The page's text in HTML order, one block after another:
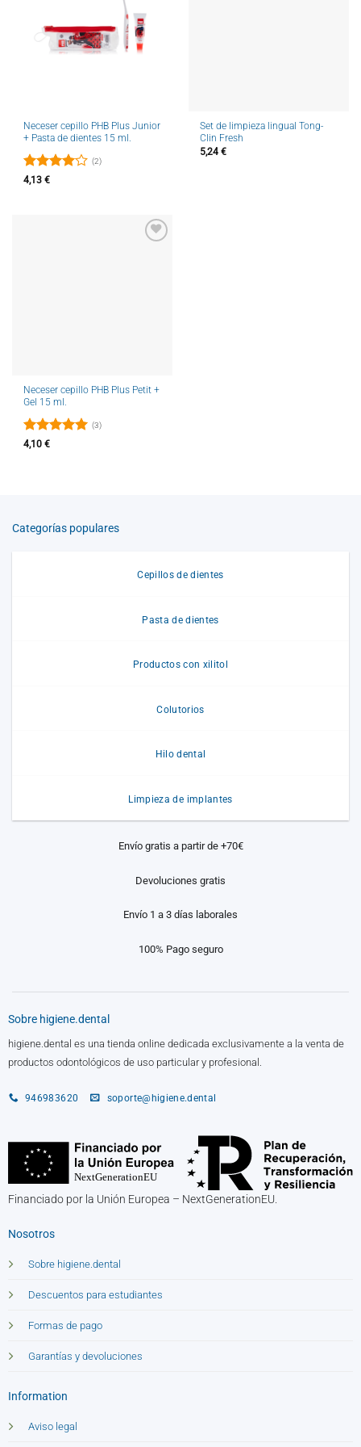
deseos
Neceser cepillo PHB Plus Junior
+ Pasta de dientes 15 ml.
Valorado
(2)
4,13€
Set de limpieza lingual Tong-
Clin Fresh
5,24€
Neceser cepillo PHB Plus Petit +
Gel 15 ml.
Valorado
(3)
4,10€
Categorías populares
Cepillos de dientes
Pasta de dientes
Productos con xilitol
Colutorios
Hilo dental
Limpieza de implantes
Envío gratis a partir de +70€
Devoluciones gratis
Envío 1 a 3 días laborales
100% Pago seguro
Sobre higiene.dental
higiene.dental es una tienda online dedicada exclusivamente a la venta de
productos odontológicos de uso particular y profesional.
946983620 soporte@higiene.dental
Financiado por la Unión Europea – NextGenerationEU.
Nosotros
Sobre higiene.dental
Descuentos para estudiantes
Formas de pago
Garantías y devoluciones
Information
Aviso legal